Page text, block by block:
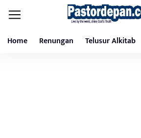
Home Renungan Telusur Alkitab